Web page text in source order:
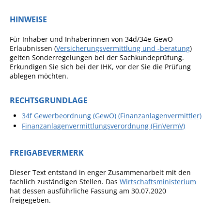
HINWEISE
Für Inhaber und Inhaberinnen von 34d/34e-GewO-
Erlaubnissen (Versicherungsvermittlung und -beratung)
gelten Sonderregelungen bei der Sachkundeprüfung.
Erkundigen Sie sich bei der IHK, vor der Sie die Prüfung
ablegen möchten.
RECHTSGRUNDLAGE
34f Gewerbeordnung (GewO) (Finanzanlagenvermittler)
Finanzanlagenvermittlungsverordnung (FinVermV)
FREIGABEVERMERK
Dieser Text entstand in enger Zusammenarbeit mit den
fachlich zuständigen Stellen. Das Wirtschaftsministerium
hat dessen ausführliche Fassung am 30.07.2020
freigegeben.